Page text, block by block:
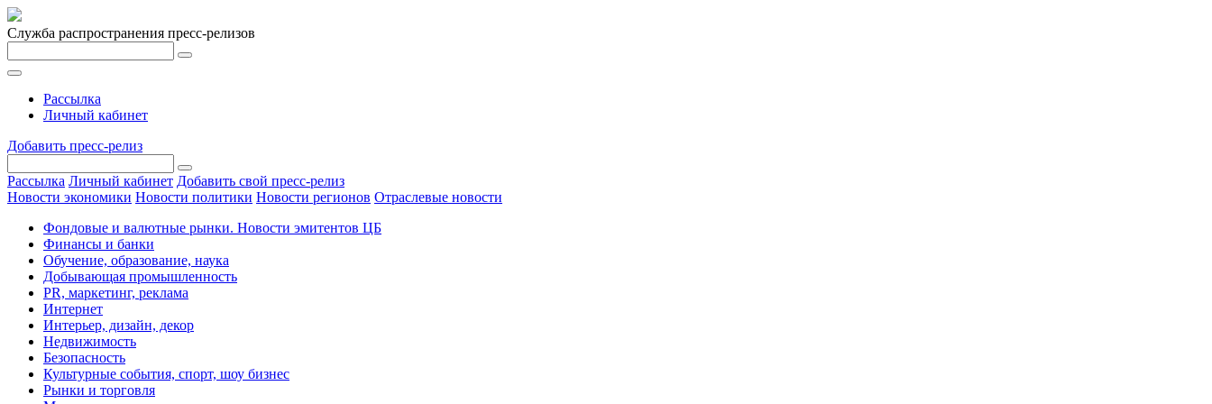
Служба распространения пресс-релизов
Рассылка
Личный кабинет
Добавить пресс-релиз
Рассылка Личный кабинет Добавить свой пресс-релиз
Новости экономики Новости политики Новости регионов Отраслевые новости
Фондовые и валютные рынки. Новости эмитентов ЦБ
Финансы и банки
Обучение, образование, наука
Добывающая промышленность
PR, маркетинг, реклама
Интернет
Интерьер, дизайн, декор
Недвижимость
Безопасность
Культурные события, спорт, шоу бизнес
Рынки и торговля